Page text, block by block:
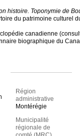
histoire. Toponymie de
du patrimoine culturel
canadienne
biographique du
Région
administrative
Montérégie
Municipalité
régionale de